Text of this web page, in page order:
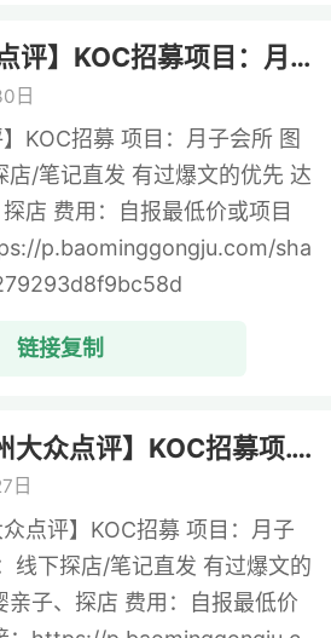
二、【广州大众点评】KOC招募项目：月 ...
日
KOC招募 项目：月子会所 图
店/笔记直发 有过爆文的优先 达
店 费用：自报最低价或项目
p.baominggongju.com/sha
链接复制
Need:一、【广州大众点评】KOC招募项. ...
日
点评】KOC招募 项目：月子
线下探店/笔记直发 有过爆文的
亲子、探店 费用：自报最低价